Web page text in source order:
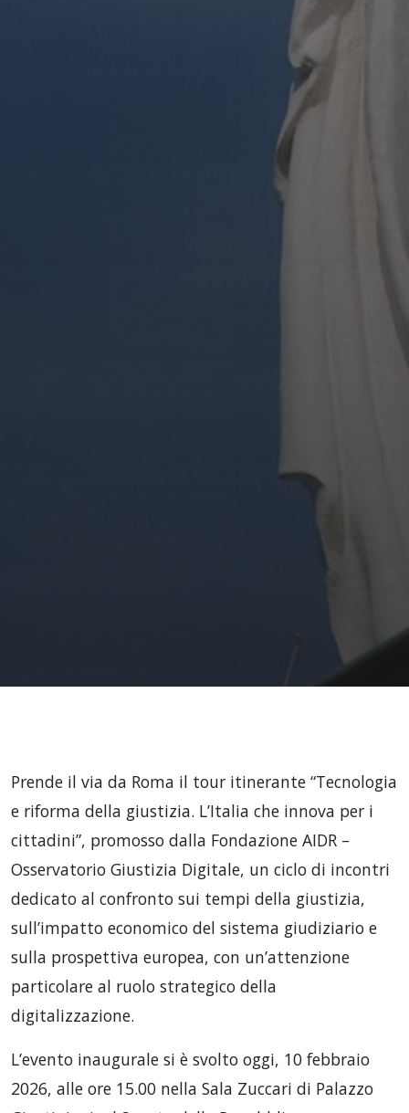
Prende il via da Roma il tour itinerante “Tecnologia
e riforma della giustizia. L’Italia che innova per i
cittadini”, promosso dalla Fondazione AIDR –
Osservatorio Giustizia Digitale, un ciclo di incontri
dedicato al confronto sui tempi della giustizia,
sull’impatto economico del sistema giudiziario e
sulla prospettiva europea, con un’attenzione
particolare al ruolo strategico della
digitalizzazione.
L’evento inaugurale si è svolto oggi, 10 febbraio
2026, alle ore 15.00 nella Sala Zuccari di Palazzo